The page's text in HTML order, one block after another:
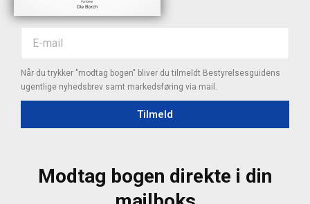
Når du trykker "modtag bogen" bliver du tilmeldt Bestyrelsesguidens
ugentlige nyhedsbrev samt markedsføring via mail.
Tilmeld
Modtag bogen direkte i din